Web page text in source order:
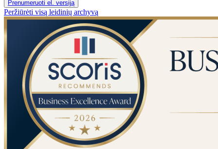
Prenumeruoti el. versiją
Peržiūrėti visą leidinių archyvą